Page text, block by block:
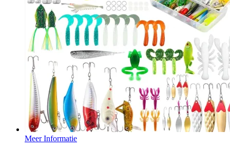
Meer Informatie